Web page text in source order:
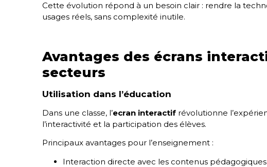
Cette évolution répond à un besoin clair : rendre la
usages réels, sans complexité inutile.
Avantages des écrans
secteurs
Utilisation dans l’éducation
Dans une classe, l’ecran interactif révolutionne
l’interactivité et la participation des élèves.
Principaux avantages pour l’enseignement :
Interaction directe avec les contenus pédagogiques